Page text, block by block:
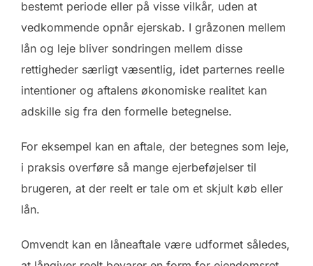
bestemt periode eller på visse vilkår, uden at
vedkommende opnår ejerskab. I gråzonen mellem
lån og leje bliver sondringen mellem disse
rettigheder særligt væsentlig, idet parternes reelle
intentioner og aftalens økonomiske realitet kan
adskille sig fra den formelle betegnelse.
For eksempel kan en aftale, der betegnes som leje,
i praksis overføre så mange ejerbeføjelser til
brugeren, at der reelt er tale om et skjult køb eller
lån.
Omvendt kan en låneaftale være udformet således,